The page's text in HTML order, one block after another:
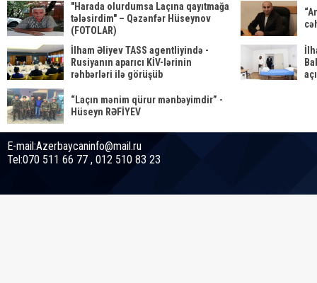
"Harada olurdumsa Laçına qayıtmağa
tələsirdim" – Qəzənfər Hüseynov
(FOTOLAR)
İlham Əliyev TASS agentliyində -
Rusiyanın aparıcı KİV-lərinin
rəhbərləri ilə görüşüb
“Laçın mənim qürur mənbəyimdir” -
Hüseyn RƏFİYEV
E-mail:Azerbaycaninfo@mail.ru
Tel:070 511 66 77 , 012 510 83 23